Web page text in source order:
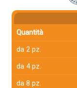
Quantità
da 2 pz.
da 4 pz.
da 8 pz.